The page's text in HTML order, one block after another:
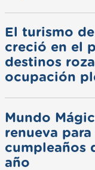
El turismo
creció en el
destinos
ocupación
Mundo
renueva
cumpleaños
año